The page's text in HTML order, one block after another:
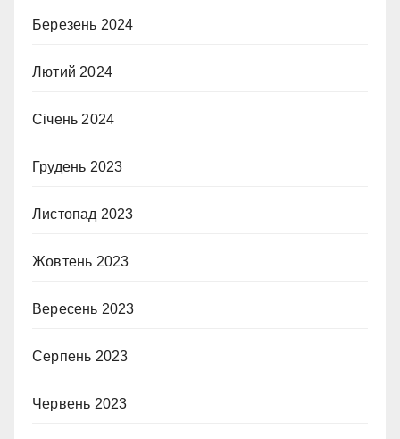
Березень 2024
Лютий 2024
Січень 2024
Грудень 2023
Листопад 2023
Жовтень 2023
Вересень 2023
Серпень 2023
Червень 2023